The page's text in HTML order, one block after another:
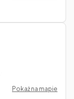
Pokaż na mapie